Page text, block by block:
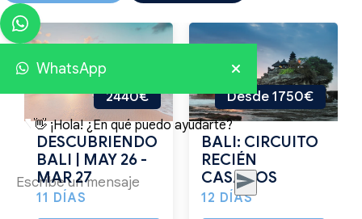
2440€
DESCUBRIENDO
BALI | MAY 26 -
MAR 27
11 DÍAS
Desde 1750€
BALI: CIRCUITO
RECIÉN
CASADOS
12 DÍAS
WhatsApp
👋 ¡Hola! ¿En qué puedo ayudarte?